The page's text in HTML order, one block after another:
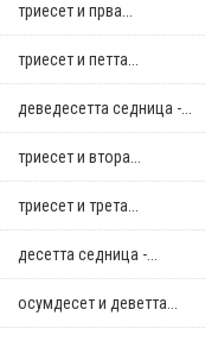
триесет и прва...
триесет и петта...
деведесетта седница -...
триесет и втора...
триесет и трета...
десетта седница -...
осумдесет и деветта...